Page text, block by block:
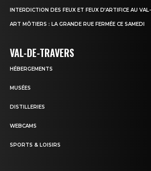
INTERDICTION DES FEUX ET FEUX D’ARTIFICE AU
ART MÔTIERS : LA GRANDE RUE FERMÉE CE SAMEDI
VAL-DE-TRAVERS
HÉBERGEMENTS
MUSÉES
DISTILLERIES
WEBCAMS
SPORTS & LOISIRS